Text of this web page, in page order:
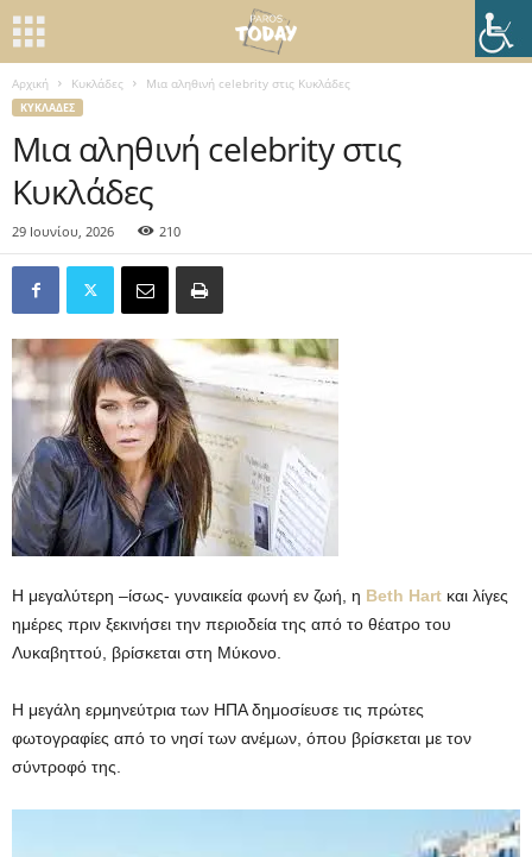
Αρχική Κυκλάδες Μια αληθινή celebrity στις Κυκλάδες
ΚΥΚΛΆΔΕΣ
Μια αληθινή celebrity στις
Κυκλάδες
29 Ιουνίου, 2026 210
Η μεγαλύτερη –ίσως- γυναικεία φωνή εν ζωή, η Beth Hart και λίγες
ημέρες πριν ξεκινήσει την περιοδεία της από το θέατρο του
Λυκαβηττού, βρίσκεται στη Μύκονο.
Η μεγάλη ερμηνεύτρια των ΗΠΑ δημοσίευσε τις πρώτες
φωτογραφίες από το νησί των ανέμων, όπου βρίσκεται με τον
σύντροφό της.